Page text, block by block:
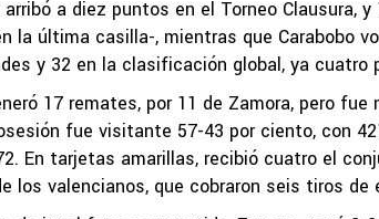
a diez puntos en el Torneo Clausura,
la última casilla-, mientras que Carabobo
y 32 en la clasificación global, ya cuatro
17 remates, por 11 de Zamora, pero
fue visitante 57-43 por ciento, con
En tarjetas amarillas, recibió cuatro el
los valencianos, que cobraron seis tiros de